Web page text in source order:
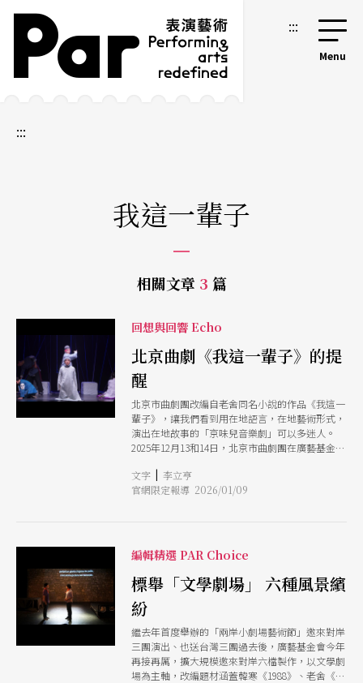
跳到主要內容區塊
網站導覽 :::
:::
我這一輩子
相關文章 3 篇
回想與回響 Echo
北京曲劇《我這一輩子》的提
醒
北京市曲劇團改編自老舍同名小說的作品《我這一
輩子》，讓我們看到用在地語言，在地藝術形式，
演出在地故事的「京味兒音樂劇」可以多迷人。
2025年12月13和14日，北京市曲劇團在廣藝基金會
辦，於台北 PLAYground 空總劇場推出老舍小說
《我這一輩子》改編而成的同名作品，吸引了接近
文字 | 李立亨
官網限定報導 2026/01/09
編輯精選 PAR Choice
標舉「文學劇場」 六種風景繽
紛
繼去年首度舉辦的「兩岸小劇場藝術節」邀來對岸
三團演出、也送台灣三團過去後，廣藝基金會今年
再接再厲，擴大規模邀來對岸六檔製作，以文學劇
場為主軸，改編題材涵蓋韓寒《1988》、老舍《我